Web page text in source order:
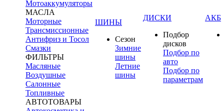
Мотоаккумуляторы
МАСЛА
Моторные
Трансмиссионные
Антифриз и Тосол
Смазки
ФИЛЬТРЫ
Масляные
Воздушные
Салонные
Топливные
АВТОТОВАРЫ
ШИНЫ
Сезон
Зимние
шины
Летние
шины
ДИСКИ
Подбор
дисков
Подбор по
авто
Подбор по
параметрам
АКБ